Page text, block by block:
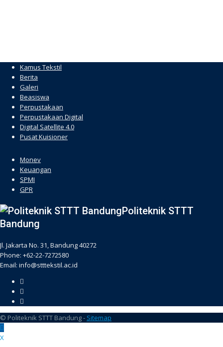
Kamus Tekstil
Berita
Galeri
Beasiswa
Perpustakaan
Perpustakaan Digital
Digital Satellite 4.0
Pusat Kuisioner
Monev
Keuangan
SPMI
GPR
Politeknik STTT
Bandung
Jl. Jakarta No. 31, Bandung 40272
Phone: +62-22-7272580
Email: info@stttekstil.ac.id
© Politeknik STTT Bandung - Sitemap
X